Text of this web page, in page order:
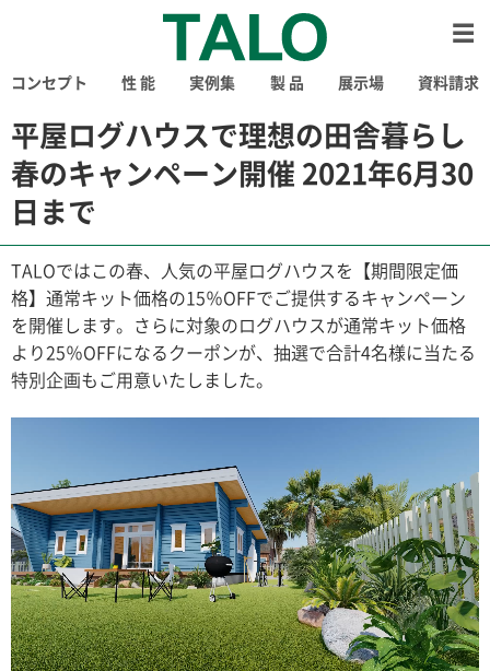
コンセプト 性 能 実例集 製 品 展示場 資料請求
平屋ログハウスで理想の田舎暮らし
春のキャンペーン開催 2021年6月30
日まで
TALOではこの春、人気の平屋ログハウスを【期間限定価
格】通常キット価格の15％OFFでご提供するキャンペーン
を開催します。さらに対象のログハウスが通常キット価格
より25％OFFになるクーポンが、抽選で合計4名様に当たる
特別企画もご用意いたしました。